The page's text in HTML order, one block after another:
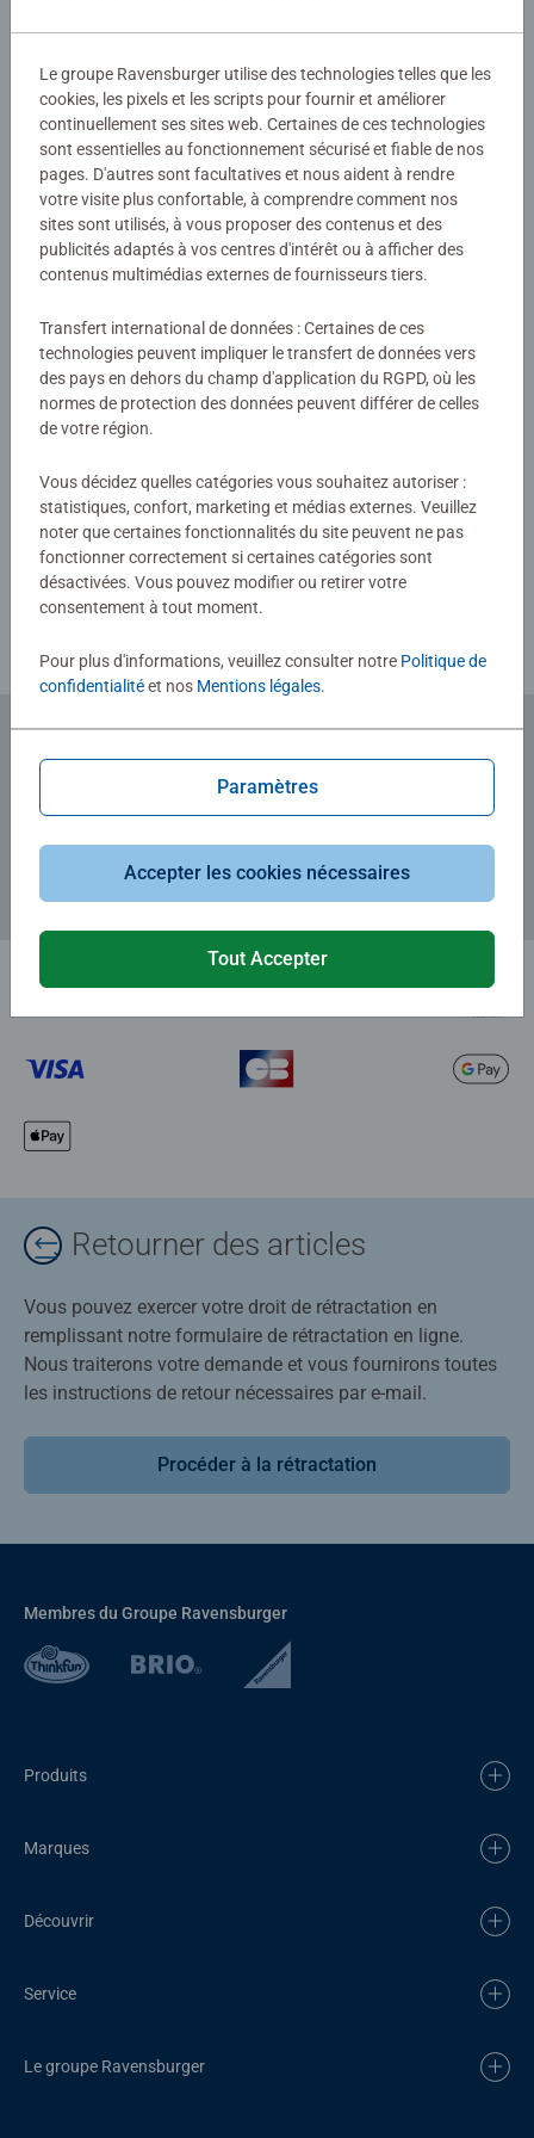
Détails
Numéro d'article:
13099030
EAN:
9783380990307
ISBN:
978-3-380-99030-7
Avertissements et informations du fabricant
soumise
0/0
Rédiger une évaluation
Consignes d'évaluation
et recevez un bon d'achat de 5€.
Retourner des articles
Vous pouvez exercer votre droit de rétractation en
remplissant notre formulaire de rétractation en ligne.
Nous traiterons votre demande et vous fournirons toutes
les instructions de retour nécessaires par e-mail.
Procéder à la rétractation
Membres du Groupe Ravensburger
Produits
Marques
Découvrir
Service
Le groupe Ravensburger
Le groupe Ravensburger utilise des technologies telles que les
cookies, les pixels et les scripts pour fournir et améliorer
continuellement ses sites web. Certaines de ces technologies
sont essentielles au fonctionnement sécurisé et fiable de nos
pages. D'autres sont facultatives et nous aident à rendre
votre visite plus confortable, à comprendre comment nos
sites sont utilisés, à vous proposer des contenus et des
publicités adaptés à vos centres d'intérêt ou à afficher des
contenus multimédias externes de fournisseurs tiers.
Transfert international de données : Certaines de ces
technologies peuvent impliquer le transfert de données vers
des pays en dehors du champ d'application du RGPD, où les
normes de protection des données peuvent différer de celles
de votre région.
Vous décidez quelles catégories vous souhaitez autoriser :
statistiques, confort, marketing et médias externes. Veuillez
noter que certaines fonctionnalités du site peuvent ne pas
fonctionner correctement si certaines catégories sont
désactivées. Vous pouvez modifier ou retirer votre
consentement à tout moment.
Pour plus d'informations, veuillez consulter notre Politique de
confidentialitéet nos Mentions légales.
Paramètres
Accepter les cookies nécessaires
Tout Accepter